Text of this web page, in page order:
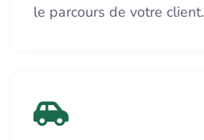
le parcours de votre client.